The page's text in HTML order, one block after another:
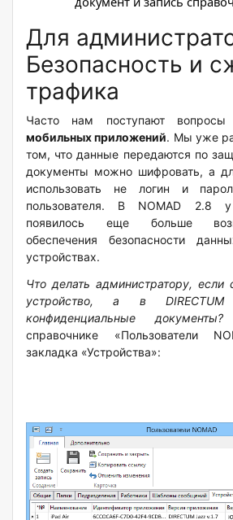
Для
Безопасность и
трафика
Часто нам поступают
мобильных приложений. Мы уже
том, что данные передаются по
документы можно шифровать, а
использовать не логин и
пользователя. В NOMAD 2.8 у
появилось еще больше
обеспечения безопасности
устройствах.
Что делать администратору, если
устройство, а в
конфиденциальные документы?
справочнике «Пользователи
закладка «Устройства»: